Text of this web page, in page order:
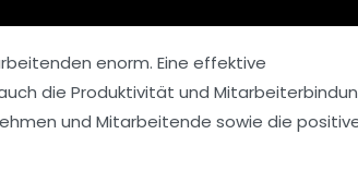
enorm. Eine effektive
die Produktivität und
und Mitarbeitende sowie die